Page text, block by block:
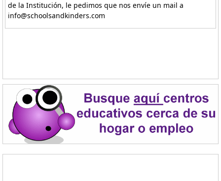
de la Institución, le pedimos que nos envíe un mail a
info@schoolsandkinders.com